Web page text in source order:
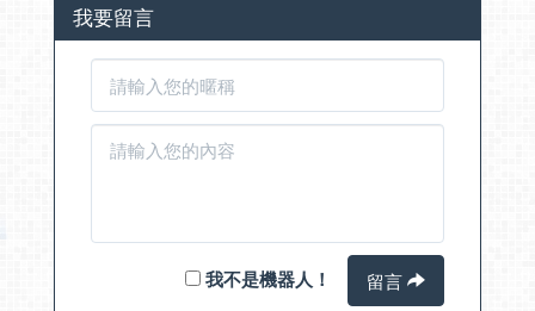
我要留言
我不是機器人！ 留言